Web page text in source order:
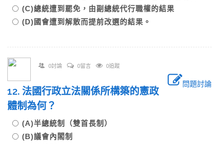
(C)總統遭到罷免，由副總統代行職權的結果
(D)國會遭到解散而提前改選的結果。
0討論 0留言 0追蹤
問題討論
12. 法國行政立法關係所構築的憲政
體制為何？
(A)半總統制（雙首長制）
(B)議會內閣制